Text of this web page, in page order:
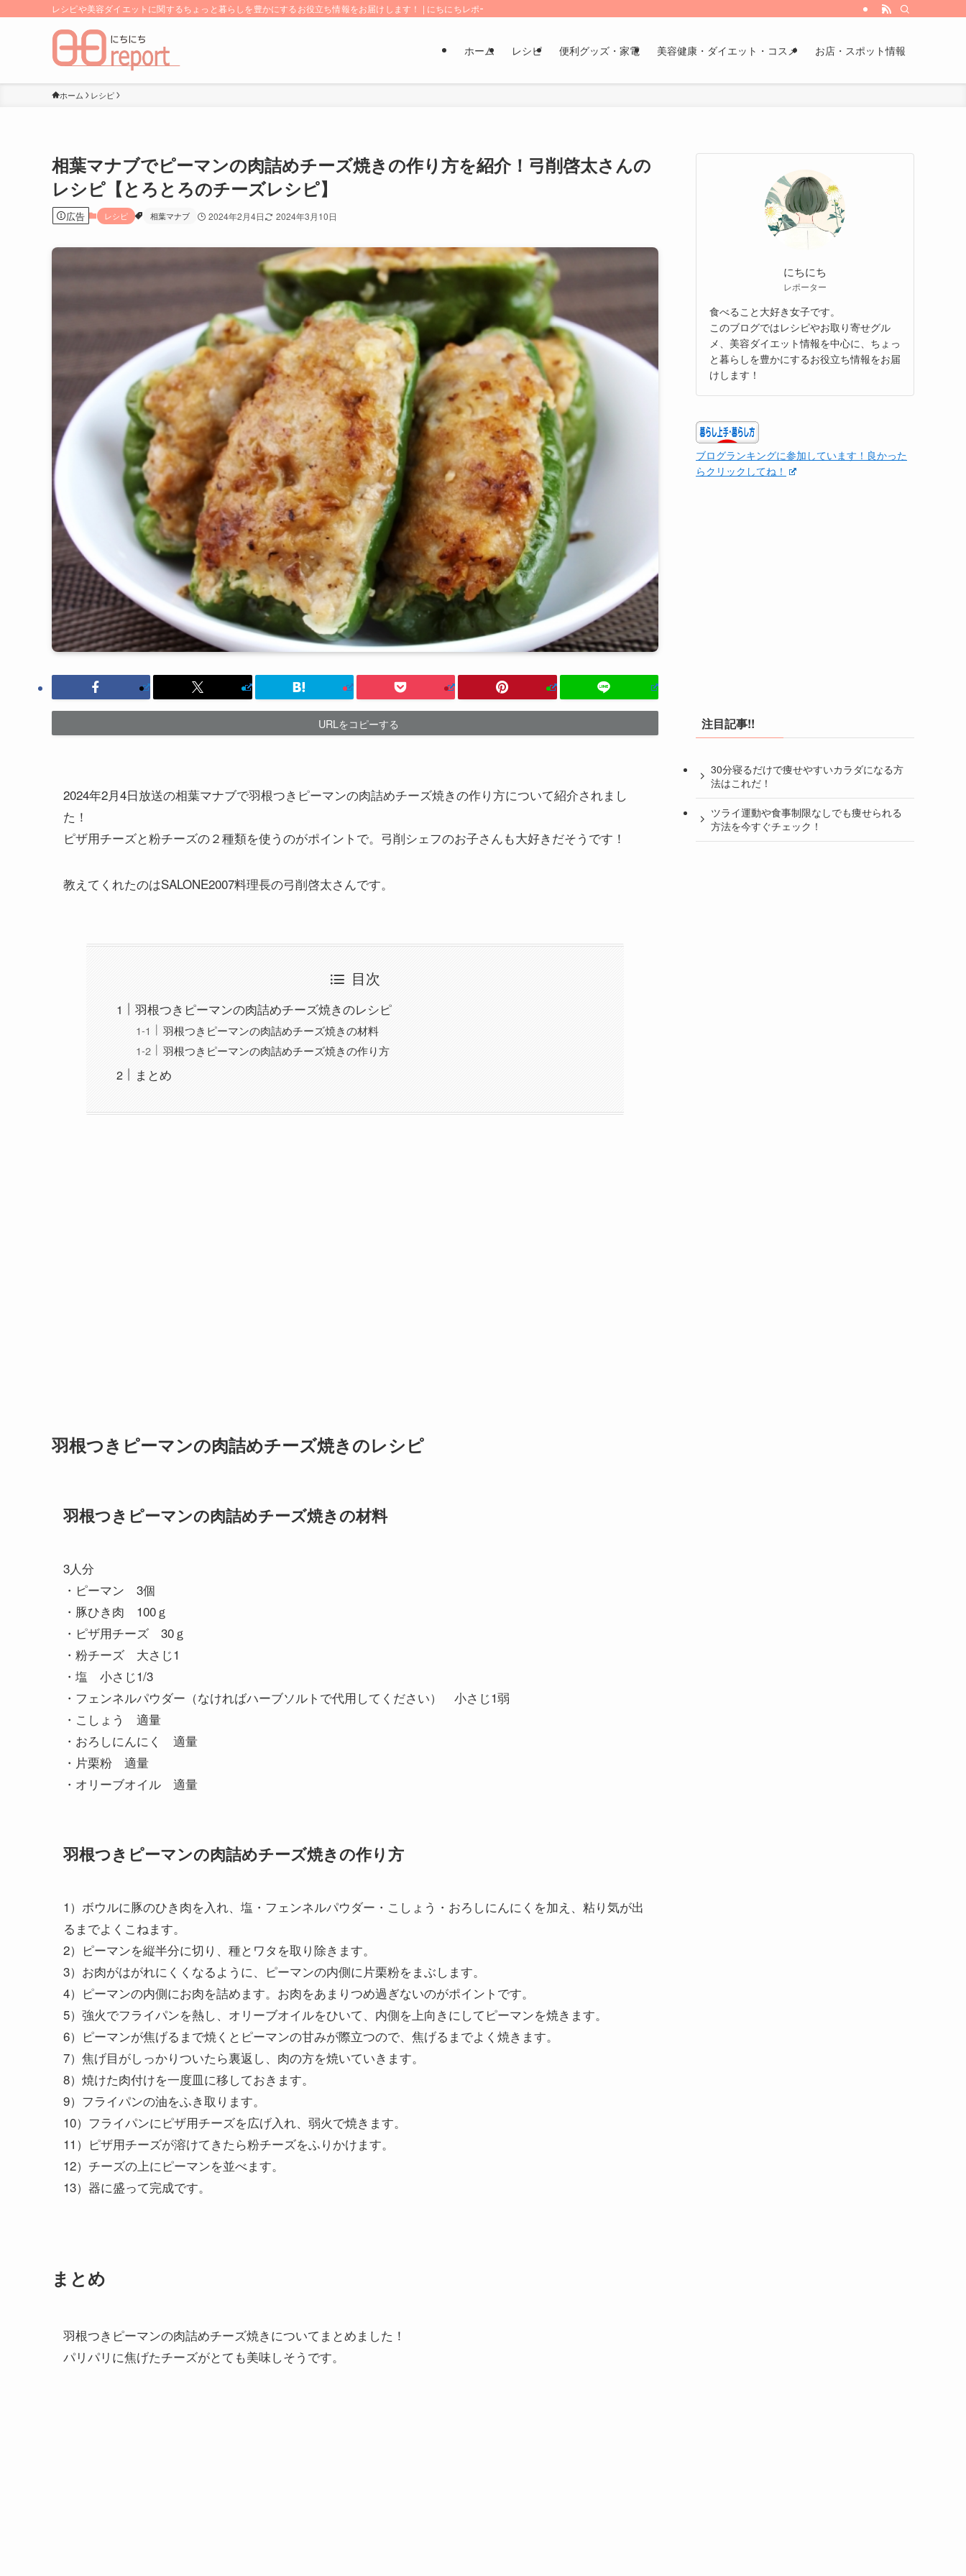
レシピや美容ダイエットに関するちょっと暮らしを豊かにするお役立ち情報をお届けします！ | にちにちレポート
ホーム レシピ 便利グッズ・家電 美容健康・ダイエット・コスメ お店・スポット情報
ホーム レシピ
相葉マナブでピーマンの肉詰めチーズ焼きの作り方を紹介！弓削啓太さんの
レシピ【とろとろのチーズレシピ】
広告 レシピ 相葉マナブ 2024年2月4日 2024年3月10日
URLをコピーする
2024年2月4日放送の相葉マナブで羽根つきピーマンの肉詰めチーズ焼きの作り方について紹介されまし
た！
ピザ用チーズと粉チーズの２種類を使うのがポイントで。弓削シェフのお子さんも大好きだそうです！
教えてくれたのはSALONE2007料理長の弓削啓太さんです。
目次
羽根つきピーマンの肉詰めチーズ焼きのレシピ
羽根つきピーマンの肉詰めチーズ焼きの材料
羽根つきピーマンの肉詰めチーズ焼きの作り方
まとめ
羽根つきピーマンの肉詰めチーズ焼きのレシピ
羽根つきピーマンの肉詰めチーズ焼きの材料
3人分
・ピーマン 3個
・豚ひき肉 100ｇ
・ピザ用チーズ 30ｇ
・粉チーズ 大さじ1
・塩 小さじ1/3
・フェンネルパウダー（なければハーブソルトで代用してください） 小さじ1弱
・こしょう 適量
・おろしにんにく 適量
・片栗粉 適量
・オリーブオイル 適量
羽根つきピーマンの肉詰めチーズ焼きの作り方
1）ボウルに豚のひき肉を入れ、塩・フェンネルパウダー・こしょう・おろしにんにくを加え、粘り気が出
るまでよくこねます。
2）ピーマンを縦半分に切り、種とワタを取り除きます。
3）お肉がはがれにくくなるように、ピーマンの内側に片栗粉をまぶします。
4）ピーマンの内側にお肉を詰めます。お肉をあまりつめ過ぎないのがポイントです。
5）強火でフライパンを熱し、オリーブオイルをひいて、内側を上向きにしてピーマンを焼きます。
6）ピーマンが焦げるまで焼くとピーマンの甘みが際立つので、焦げるまでよく焼きます。
7）焦げ目がしっかりついたら裏返し、肉の方を焼いていきます。
8）焼けた肉付けを一度皿に移しておきます。
9）フライパンの油をふき取ります。
10）フライパンにピザ用チーズを広げ入れ、弱火で焼きます。
11）ピザ用チーズが溶けてきたら粉チーズをふりかけます。
12）チーズの上にピーマンを並べます。
13）器に盛って完成です。
まとめ
羽根つきピーマンの肉詰めチーズ焼きについてまとめました！
パリパリに焦げたチーズがとても美味しそうです。
にちにち
レポーター
食べること大好き女子です。
このブログではレシピやお取り寄せグル
メ、美容ダイエット情報を中心に、ちょっ
と暮らしを豊かにするお役立ち情報をお届
けします！
ブログランキングに参加しています！良かった
らクリックしてね！
注目記事!!
30分寝るだけで痩せやすいカラダになる方
法はこれだ！
ツライ運動や食事制限なしでも痩せられる
方法を今すぐチェック！